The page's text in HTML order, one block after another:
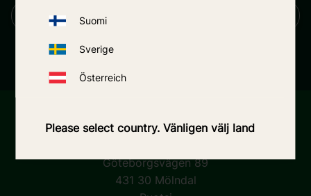
Suomi
Sverige
Österreich
Please select country. Vänligen välj land
Henkilötietojasi käsitellään
Mosquito-traps.eu (3wShop AB)
Göteborgsvägen 89
431 30 Mölndal